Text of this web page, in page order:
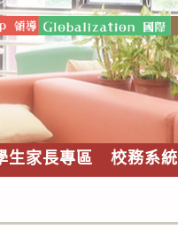
生家長專區 校務系統